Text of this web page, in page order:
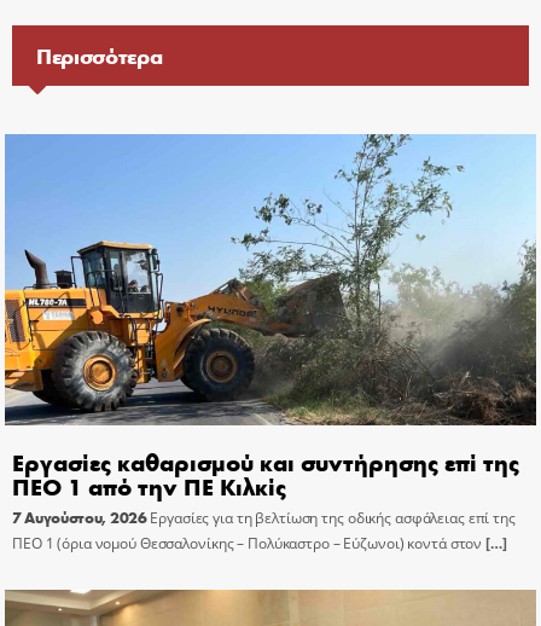
Περισσότερα
Εργασίες καθαρισμού και συντήρησης επί της
ΠΕΟ 1 από την ΠΕ Κιλκίς
7 Αυγούστου, 2026 Εργασίες για τη βελτίωση της οδικής ασφάλειας επί της
ΠΕΟ 1 (όρια νομού Θεσσαλονίκης – Πολύκαστρο – Εύζωνοι) κοντά στον […]